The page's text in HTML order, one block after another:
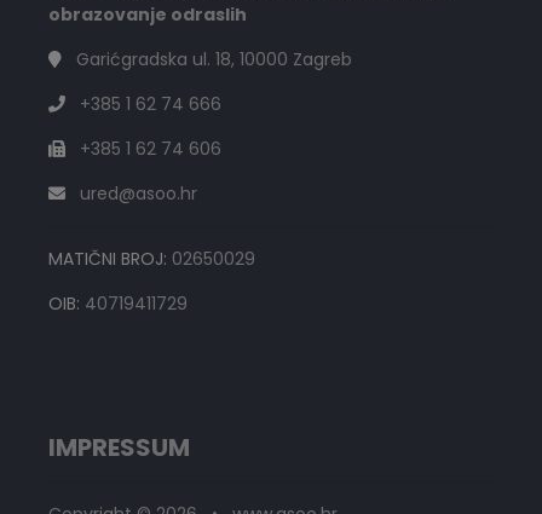
obrazovanje odraslih
Garićgradska ul. 18, 10000 Zagreb
+385 1 62 74 666
+385 1 62 74 606
ured@asoo.hr
MATIČNI BROJ: 02650029
OIB: 40719411729
IMPRESSUM